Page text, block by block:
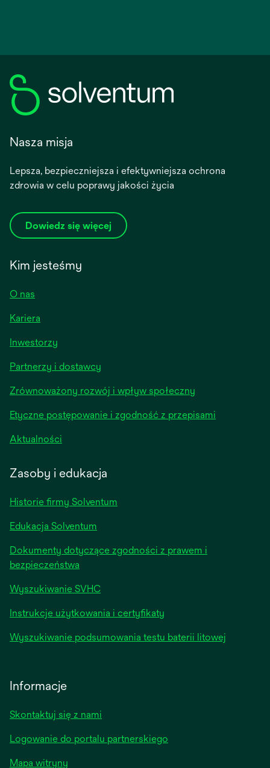
Nasza misja
Lepsza, bezpieczniejsza i efektywniejsza ochrona
zdrowia w celu poprawy jakości życia
Dowiedz się więcej
Kim jesteśmy
O nas
Kariera
Inwestorzy
a
new
Partnerzy i dostawcy
Zrównoważony rozwój i wpływ społeczny
Etyczne postępowanie i zgodność z przepisami
Aktualności
tab
Zasoby i edukacja
Historie firmy Solventum
Edukacja Solventum
Dokumenty dotyczące zgodności z prawem i
bezpieczeństwa
Wyszukiwanie SVHC
Instrukcje użytkowania i certyfikaty
Wyszukiwanie podsumowania testu baterii litowej
Informacje
Skontaktuj się z nami
Logowanie do portalu partnerskiego
Mapa witryny